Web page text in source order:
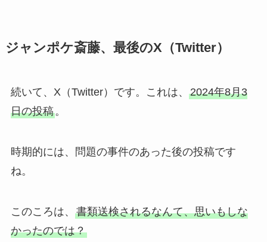
ジャンポケ斎藤、最後のX（Twitter）
続いて、X（Twitter）です。これは、 2024年8月3
日の投稿。
時期的には、問題の事件のあった後の投稿です
ね。
このころは、 書類送検されるなんて、思いもしな
かったのでは？